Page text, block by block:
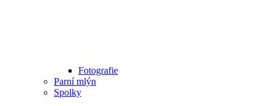
Fotografie
Parní mlýn
Spolky